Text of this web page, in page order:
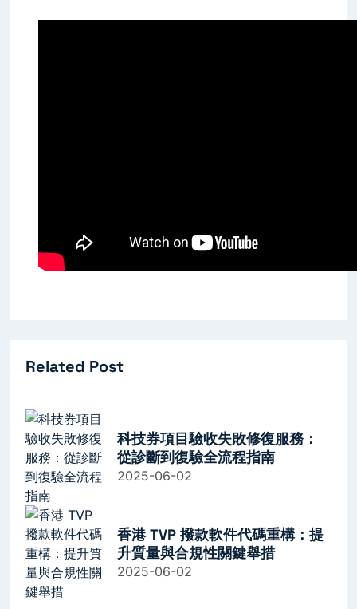
Related Post
科技券項目驗收失敗修復服務：
從診斷到復驗全流程指南
2025-06-02
香港 TVP 撥款軟件代碼重構：提
升質量與合規性關鍵舉措
2025-06-02